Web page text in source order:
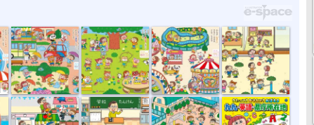
『チャイルド...
『チャイルド... 「超ムズ！学... 「超ムズ！学... CDジャケット...